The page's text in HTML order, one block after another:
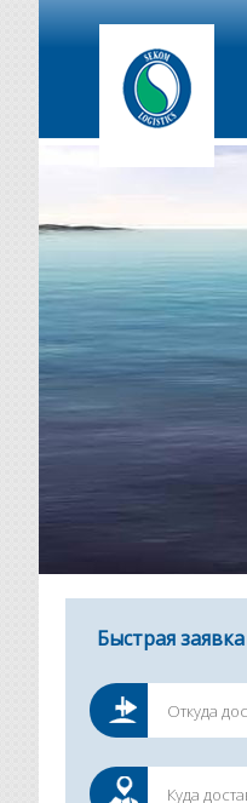
Быстрая заявка